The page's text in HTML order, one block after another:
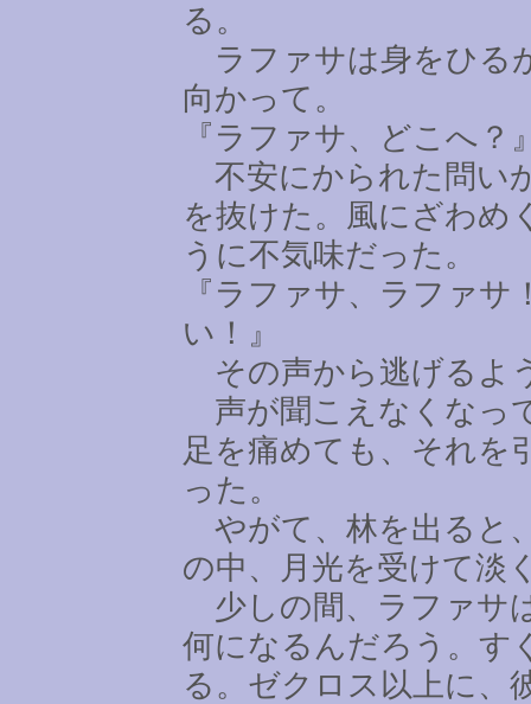
る。
ラファサは身をひる
向かって。
『ラファサ、どこへ？
不安にかられた問い
を抜けた。風にざわめ
うに不気味だった。
『ラファサ、ラファ
い！』
その声から逃げるよ
声が聞こえなくなっ
足を痛めても、それを
った。
やがて、林を出ると
の中、月光を受けて淡
少しの間、ラファサ
何になるんだろう。す
る。ゼクロス以上に、